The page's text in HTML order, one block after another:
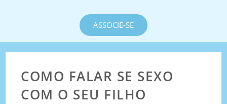
ASSOCIE-SE
COMO FALAR SE SEXO
COM O SEU FILHO